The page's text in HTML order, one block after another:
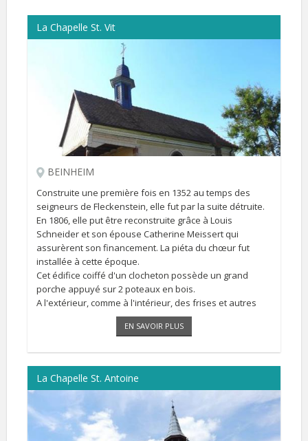
La Chapelle St. Vit
BEINHEIM
Construite une première fois en 1352 au temps des
seigneurs de Fleckenstein, elle fut par la suite détruite.
En 1806, elle put être reconstruite grâce à Louis
Schneider et son épouse Catherine Meissert qui
assurèrent son financement. La piéta du chœur fut
installée à cette époque.
Cet édifice coiffé d'un clocheton possède un grand
porche appuyé sur 2 poteaux en bois.
A l'extérieur, comme à l'intérieur, des frises et autres
décors discrets, réalisés par le peintre Hervé Eichwald
EN SAVOIR PLUS
La Chapelle St. Antoine